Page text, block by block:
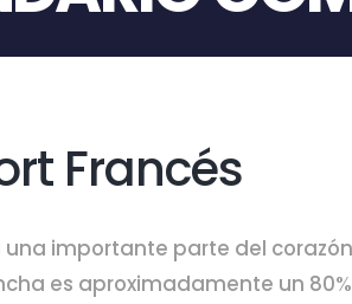
Francés
una importante parte del corazón
es aproximadamente un 80%